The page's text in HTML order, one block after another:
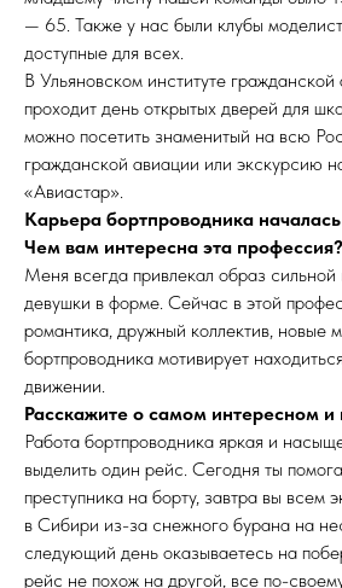
— 65. Также у нас были клубы
доступные для всех.
В Ульяновском институте
проходит день открытых дверей для
можно посетить знаменитый на всю
гражданской авиации или экскурсию
«Авиастар».
Карьера бортпроводника
Чем вам интересна эта профессия?
Меня всегда привлекал образ
девушки в форме. Сейчас в этой
романтика, дружный коллектив, новые
бортпроводника мотивирует
движении.
Расскажите о самом интересном
Работа бортпроводника яркая и
выделить один рейс. Сегодня ты
преступника на борту, завтра вы всем
в Сибири из-за снежного бурана на
следующий день оказываетесь на
рейс не похож на другой, все по-